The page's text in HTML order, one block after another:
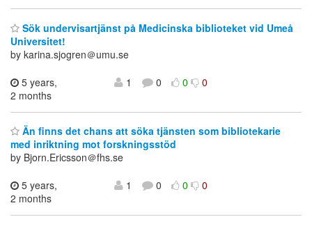
Sök undervisartjänst på Medicinska biblioteket vid Umeå
Universitet!
by karina.sjogren＠umu.se
5 years,
2 months
1 0 0 0
Än finns det chans att söka tjänsten som bibliotekarie
med inriktning mot forskningsstöd
by Bjorn.Ericsson＠fhs.se
5 years,
2 months
1 0 0 0